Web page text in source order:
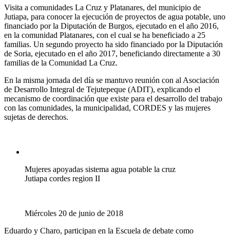
Visita a comunidades La Cruz y Platanares, del municipio de
Jutiapa, para conocer la ejecución de proyectos de agua potable, uno
financiado por la Diputación de Burgos, ejecutado en el año 2016,
en la comunidad Platanares, con el cual se ha beneficiado a 25
familias. Un segundo proyecto ha sido financiado por la Diputación
de Soria, ejecutado en el año 2017, beneficiando directamente a 30
familias de la Comunidad La Cruz.
En la misma jornada del día se mantuvo reunión con al Asociación
de Desarrollo Integral de Tejutepeque (ADIT), explicando el
mecanismo de coordinación que existe para el desarrollo del trabajo
con las comunidades, la municipalidad, CORDES y las mujeres
sujetas de derechos.
Mujeres apoyadas sistema agua potable la cruz
Jutiapa cordes region II
Miércoles 20 de junio de 2018
Eduardo y Charo, participan en la Escuela de debate como